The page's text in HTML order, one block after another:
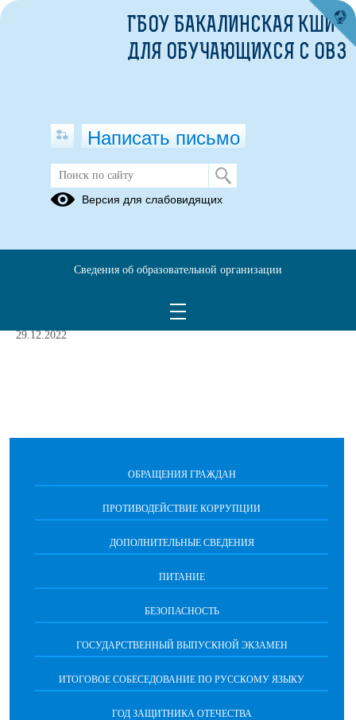
Ежедневное меню
Архив за
Архив за
меню за
29.12.2022
ОБРАЩЕНИЯ ГРАЖДАН
ПРОТИВОДЕЙСТВИЕ КОРРУПЦИИ
ДОПОЛНИТЕЛЬНЫЕ СВЕДЕНИЯ
ПИТАНИЕ
БЕЗОПАСНОСТЬ
ГОСУДАРСТВЕННЫЙ ВЫПУСКНОЙ ЭКЗАМЕН
ИТОГОВОЕ СОБЕСЕДОВАНИЕ ПО РУССКОМУ ЯЗЫКУ
ГОД ЗАЩИТНИКА ОТЕЧЕСТВА
ГБОУ БАКАЛИНСКАЯ КШИ
ДЛЯ ОБУЧАЮЩИХСЯ С ОВЗ
Написать письмо
Версия для слабовидящих
Сведения об образовательной организации